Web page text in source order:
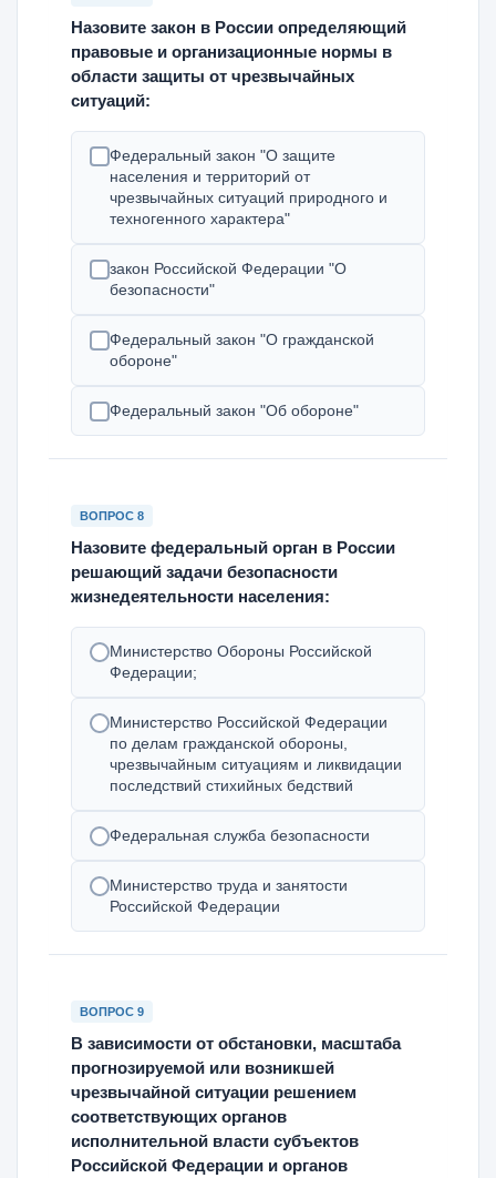
Назовите закон в России определяющий
правовые и организационные нормы в
области защиты от чрезвычайных
ситуаций:
Федеральный закон "О защите
населения и территорий от
чрезвычайных ситуаций природного и
техногенного характера"
закон Российской Федерации "О
безопасности"
Федеральный закон "О гражданской
обороне"
Федеральный закон "Об обороне"
ВОПРОС 8
Назовите федеральный орган в России
решающий задачи безопасности
жизнедеятельности населения:
Министерство Обороны Российской
Федерации;
Министерство Российской Федерации
по делам гражданской обороны,
чрезвычайным ситуациям и ликвидации
последствий стихийных бедствий
Федеральная служба безопасности
Министерство труда и занятости
Российской Федерации
ВОПРОС 9
В зависимости от обстановки, масштаба
прогнозируемой или возникшей
чрезвычайной ситуации решением
соответствующих органов
исполнительной власти субъектов
Российской Федерации и органов